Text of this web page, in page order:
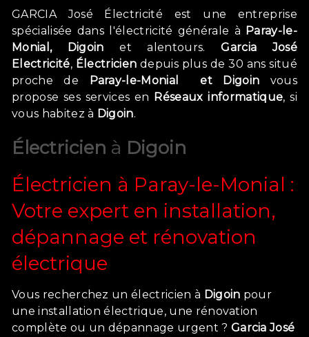
GARCIA José Électricité est une entreprise
spécialisée dans l'électricité générale à Paray-le-
Monial, Digoin et alentours.Garcia José
Electricité, Électricien depuis plus de 30 ans situé
proche de
Paray-le-Monial et Digoin vous
propose ses services en Réseaux informatique, si
vous habitez à Digoin.
Électricien à Digoin
Électricien à Paray-le-Monial :
Votre expert en installation,
dépannage et rénovation
électrique
Vous recherchez un électricien à Digoin pour
une installation électrique, une rénovation
complète ou un dépannage urgent ? Garcia José